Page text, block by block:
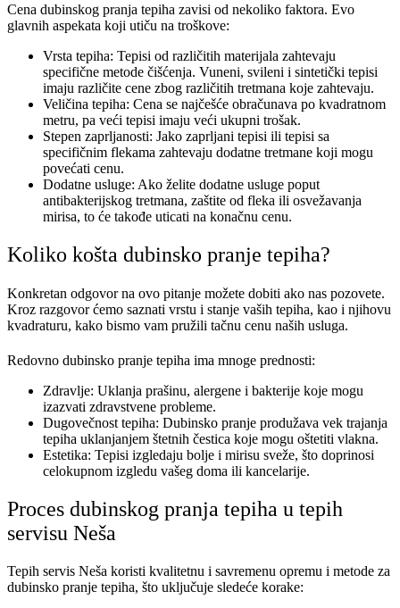
Cena dubinskog pranja tepiha zavisi od nekoliko faktora. Evo
glavnih aspekata koji utiču na troškove:
Vrsta tepiha: Tepisi od različitih materijala zahtevaju
specifične metode čišćenja. Vuneni, svileni i sintetički tepisi
imaju različite cene zbog različitih tretmana koje zahtevaju.
Veličina tepiha: Cena se najčešće obračunava po kvadratnom
metru, pa veći tepisi imaju veći ukupni trošak.
Stepen zaprljanosti: Jako zaprljani tepisi ili tepisi sa
specifičnim flekama zahtevaju dodatne tretmane koji mogu
povećati cenu.
Dodatne usluge: Ako želite dodatne usluge poput
antibakterijskog tretmana, zaštite od fleka ili osvežavanja
mirisa, to će takođe uticati na konačnu cenu.
Koliko košta dubinsko pranje tepiha?
Konkretan odgovor na ovo pitanje možete dobiti ako nas pozovete.
Kroz razgovor ćemo saznati vrstu i stanje vaših tepiha, kao i njihovu
kvadraturu, kako bismo vam pružili tačnu cenu naših usluga.
Redovno dubinsko pranje tepiha ima mnoge prednosti:
Zdravlje: Uklanja prašinu, alergene i bakterije koje mogu
izazvati zdravstvene probleme.
Dugovečnost tepiha: Dubinsko pranje produžava vek trajanja
tepiha uklanjanjem štetnih čestica koje mogu oštetiti vlakna.
Estetika: Tepisi izgledaju bolje i mirisu sveže, što doprinosi
celokupnom izgledu vašeg doma ili kancelarije.
Proces dubinskog pranja tepiha u tepih
servisu Neša
Tepih servis Neša koristi kvalitetnu i savremenu opremu i metode za
dubinsko pranje tepiha, što uključuje sledeće korake: